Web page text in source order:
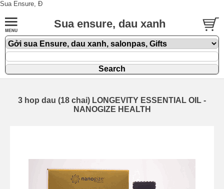
Sua Ensure, Đ
Sua ensure, dau xanh
3 hop dau (18 chai) LONGEVITY ESSENTIAL OIL -
NANOGIZE HEALTH